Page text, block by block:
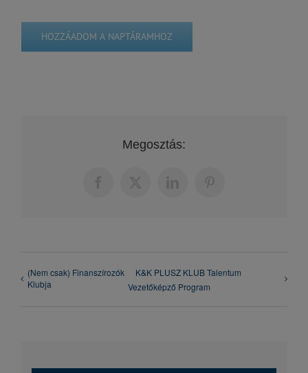
HOZZÁADOM A NAPTÁRAMHOZ
Megosztás:
(Nem csak) Finanszírozók
Klubja
K&K PLUSZ KLUB Talentum
Vezetőképző Program